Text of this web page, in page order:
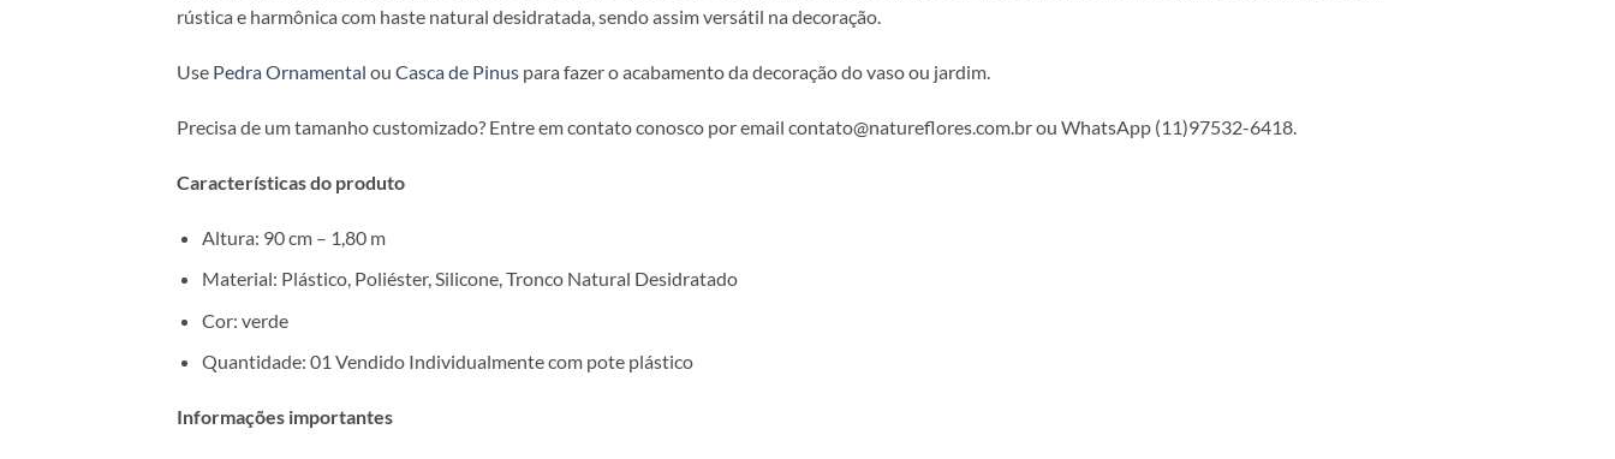
rústica e harmônica com haste natural desidratada, sendo assim versátil na decoração.
Use Pedra Ornamental ou Casca de Pinus para fazer o acabamento da decoração do vaso ou jardim.
Precisa de um tamanho customizado? Entre em contato conosco por email contato@natureflores.com.br ou WhatsApp (11)97532-6418.
Características do produto
Altura: 90 cm – 1,80 m
Material: Plástico, Poliéster, Silicone, Tronco Natural Desidratado
Cor: verde
Quantidade: 01 Vendido Individualmente com pote plástico
Informações importantes